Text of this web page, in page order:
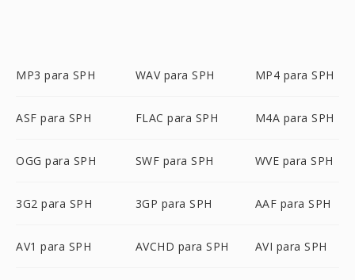
MP3 para SPH WAV para SPH MP4 para SPH
ASF para SPH FLAC para SPH M4A para SPH
OGG para SPH SWF para SPH WVE para SPH
3G2 para SPH 3GP para SPH AAF para SPH
AV1 para SPH AVCHD para SPH AVI para SPH